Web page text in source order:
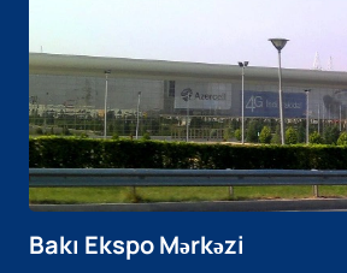
Bakı Ekspo Mərkəzi